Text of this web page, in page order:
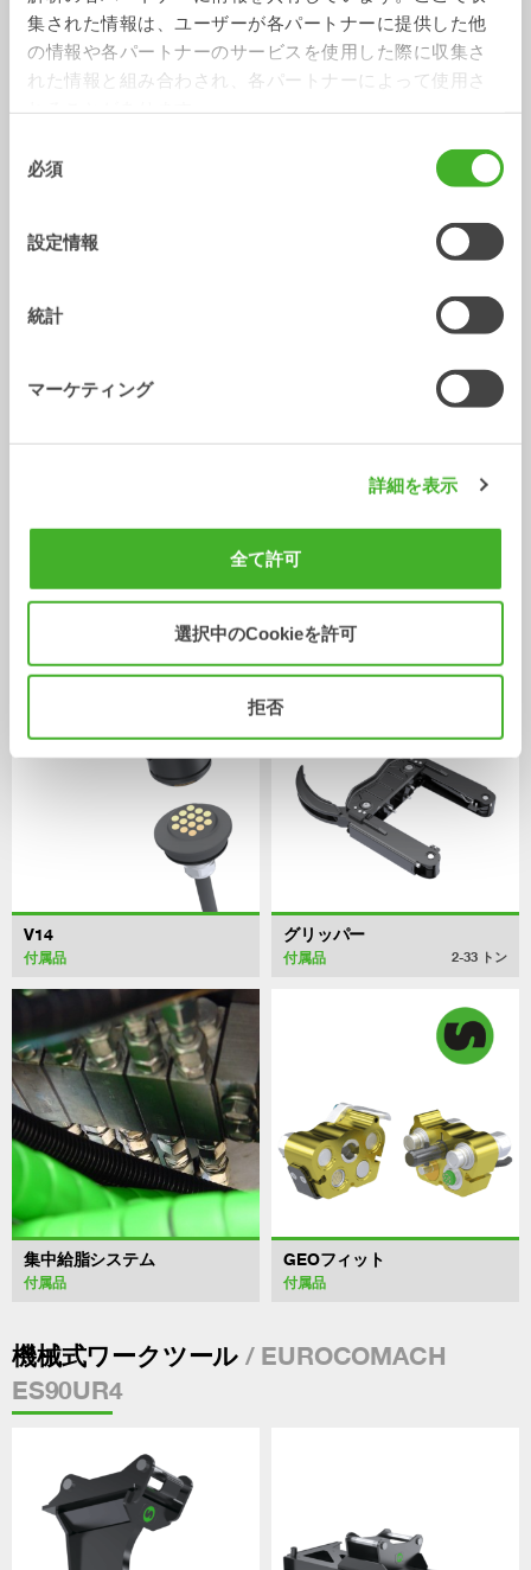
集された情報は、ユーザーが各パートナーに提供した他
の情報や各パートナーのサービスを使用した際に収集さ
れた情報と組み合わされ、各パートナーによって使用さ
必須
設定情報
統計
マーケティング
詳細を表示
全て許可
選択中のCookieを許可
拒否
0-33トン
ケーブル/ トレンチバケット
トン
/ EUROCOMACH ES90UR4
V14
付属品
グリッパー
付属品 2-33 トン
集中給脂システム
付属品
GEOフィット
付属品
機械式ワークツール / EUROCOMACH
ES90UR4